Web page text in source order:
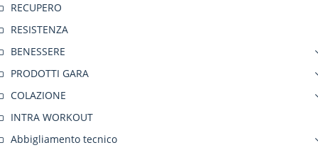
RECUPERO
RESISTENZA
BENESSERE
PRODOTTI GARA
COLAZIONE
INTRA WORKOUT
Abbigliamento tecnico